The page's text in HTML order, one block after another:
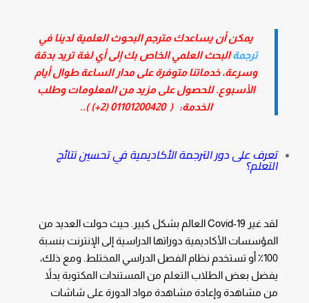
يمكن أن يساعدك مترجم البحوث العلمية لدينا في
ترجمةالبحث العلمي الخاص بك إلى أي لغة تريد بدقة
وسرعة، خدماتنا متوفرة على مدار الساعة طوال أيام
الأسبوع. للحصول على مزيد من المعلومات وطلب
الخدمة: ( 01101200420 (2+)
)..
تعرف على دور الترجمة الأكاديمية في تحسين نتائج
التعلم؟
لقد غير Covid-19 العالم بشكل كبير. حيث حولت العديد من
المؤسسات الأكاديمية دوراتها الدراسية إلى الإنترنت بنسبة
100٪ أو تستخدم نظام الفصل الدراسي المختلط. ومع ذلك،
يفضل بعض الطلاب التعلم من المستندات المكتوبة بدلاً
من مشاهدة وإعادة مشاهدة مواد الدورة على شاشات